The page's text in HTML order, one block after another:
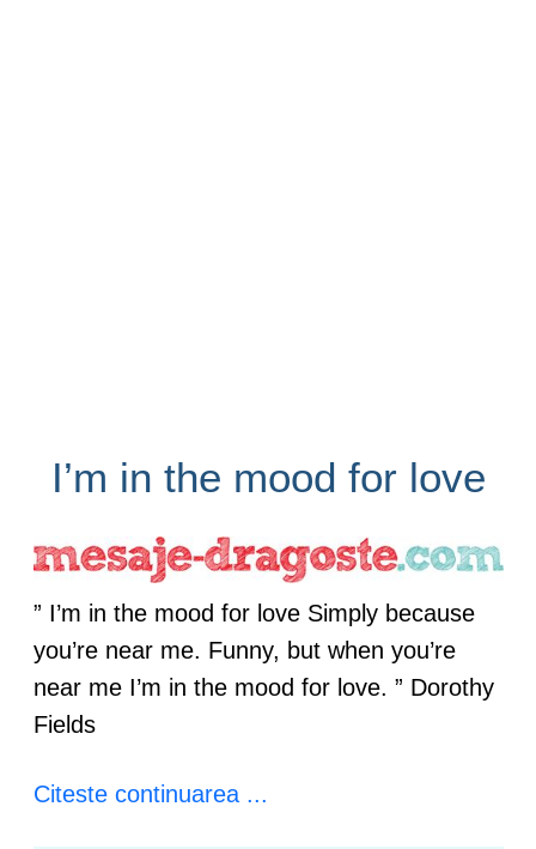
I’m in the mood for love
” I’m in the mood for love Simply because
you’re near me. Funny, but when you’re
near me I’m in the mood for love. ” Dorothy
Fields
Citeste continuarea ...